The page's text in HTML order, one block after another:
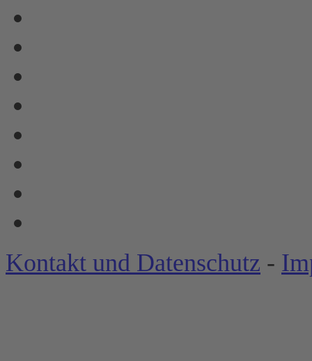
Kontakt und Datenschutz -